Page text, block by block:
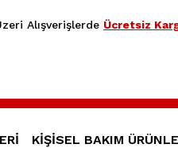
Alışverişlerde Ücretsiz
KİŞİSEL BAKIM